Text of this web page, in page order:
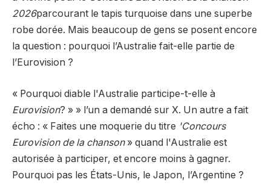
2026parcourant le tapis turquoise dans une superbe
robe dorée. Mais beaucoup de gens se posent encore
la question : pourquoi l’Australie fait-elle partie de
l’Eurovision ?
« Pourquoi diable l'Australie participe-t-elle à
Eurovision? » » l’un a demandé sur X. Un autre a fait
écho : « Faites une moquerie du titre 'Concours
Eurovision de la chanson» quand l'Australie est
autorisée à participer, et encore moins à gagner.
Pourquoi pas les États-Unis, le Japon, l’Argentine ?